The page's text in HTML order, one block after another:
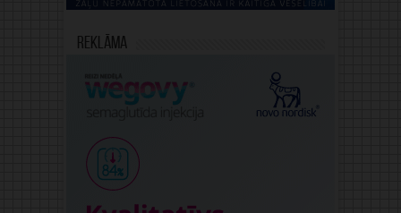
Reklāma